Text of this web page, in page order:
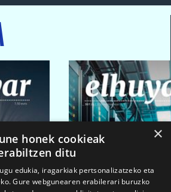
×
honek cookieak
ditu
edukia, iragarkiak pertsonalizatzeko eta
Gure webgunearen erabilerari buruzko